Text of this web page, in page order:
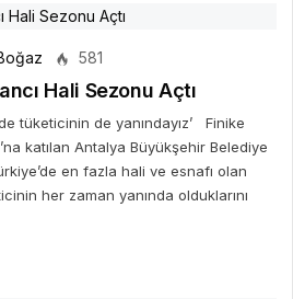
581
Hali Sezonu Açtı
tüketicinin de yanındayız’ Finike
katılan Antalya Büyükşehir Belediye
en fazla hali ve esnafı olan
her zaman yanında olduklarını